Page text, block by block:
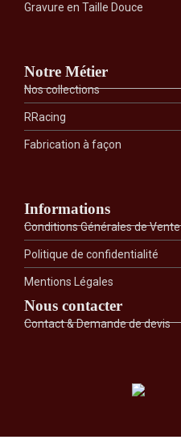
Gravure en Taille Douce
Notre Métier
Nos collections
RRacing
Fabrication à façon
Informations
Conditions Générales de Vente
Politique de confidentialité
Mentions Légales
Nous contacter
Contact & Demande de devis